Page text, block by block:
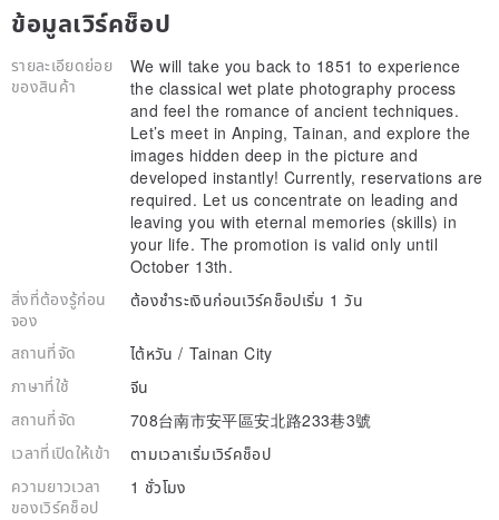
ข้อมูลเวิร์คช็อป
รายละเอียดย่อย
ของสินค้า
We will take you back to 1851 to experience
the classical wet plate photography process
and feel the romance of ancient techniques.
Let’s meet in Anping, Tainan, and explore the
images hidden deep in the picture and
developed instantly! Currently, reservations are
required. Let us concentrate on leading and
leaving you with eternal memories (skills) in
your life. The promotion is valid only until
October 13th.
สิ่งที่ต้องรู้ก่อน
จอง
ต้องชำระเงินก่อนเวิร์คช็อปเริ่ม 1 วัน
สถานที่จัด
ไต้หวัน / Tainan City
ภาษาที่ใช้
จีน
สถานที่จัด
708台南市安平區安北路233巷3號
เวลาที่เปิดให้เข้า
ตามเวลาเริ่มเวิร์คช็อป
ความยาวเวลา
ของเวิร์คช็อป
1 ชั่วโมง